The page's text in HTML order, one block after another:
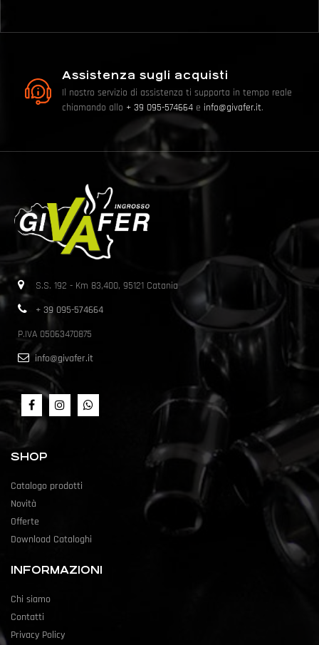
Assistenza sugli acquisti
Il nostro servizio di assistenza ti supporta in tempo reale
chiamando allo + 39 095-574664 e info@givafer.it.
S.S. 192 - Km 83,400, 95121 Catania
+ 39 095-574664
P.IVA 05063470875
info@givafer.it
SHOP
Catalogo prodotti
Novità
Offerte
Download Cataloghi
INFORMAZIONI
Chi siamo
Contatti
Privacy Policy